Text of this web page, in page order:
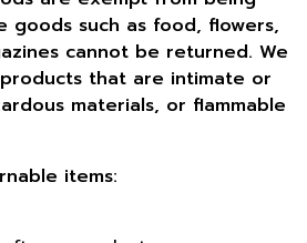
goods such as food, flowers,
cannot be returned. We
that are intimate or
materials, or flammable
items: